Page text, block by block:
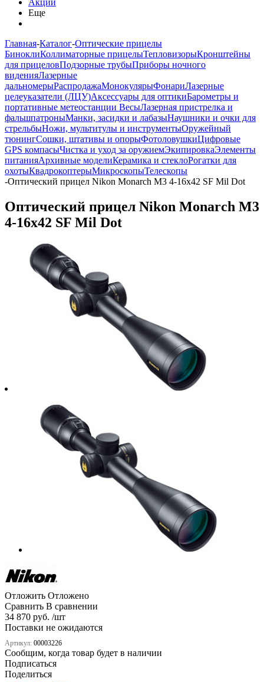
Акции
Еще
Главная-Каталог-Оптические прицелы
БиноклиКоллиматорные прицелыТепловизорыКронштейны
для прицеловПодзорные трубыПриборы ночного
виденияЛазерные
дальномерыРаспродажаМонокулярыФонариЛазерные
целеуказатели (ЛЦУ)Аксессуары для оптикиБарометры и
портативные метеостанции ВесыЛазерная пристрелка и
фальшпатроныМанки, засидки и лабазыНаушники и очки для
стрельбыНожи, мультитулы и инструментыОружейный
тюнингСошки, штативы и опорыФотоловушкиЦифровые
GPS компасыЧистка и уход за оружиемЭкипировкаЭлементы
питанияАрхивные моделиКерамика и стеклоРогатки для
охотыКвадрокоптерыМикроскопыТелескопы
-Оптический прицел Nikon Monarch M3 4-16x42 SF Mil Dot
Оптический прицел Nikon Monarch M3
4-16x42 SF Mil Dot
Отложить Отложено
Сравнить В сравнении
34 870 руб. /шт
Поставки не ожидаются
Артикул: 00003226
Сообщим, когда товар будет в наличии
Подписаться
Поделиться